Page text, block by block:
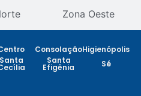
Zona Oeste
ConsolaçãoHigienópolis
Santa Santa
Efigênia
Sé